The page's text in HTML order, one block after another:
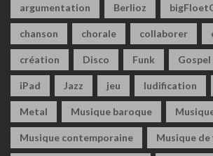
argumentation Berlioz
chanson chorale collaborer
création Disco Funk Gospel
iPad Jazz jeu ludification
Metal Musique baroque
Musique contemporaine Musique de